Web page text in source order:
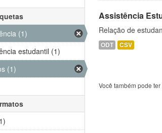
Assistência
Relação de
ODT CSV
Você também pode
(1)
estudantil (1)
(1)